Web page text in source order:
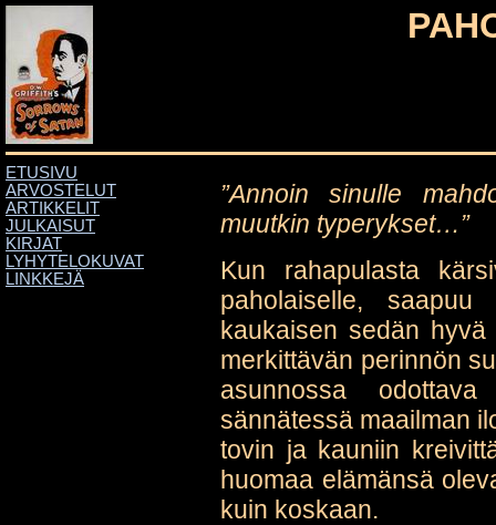
ETUSIVU
ARVOSTELUT
ARTIKKELIT
JULKAISUT
KIRJAT
LYHYTELOKUVAT
LINKKEJÄ
”Annoin sinulle
muutkin typerykset…”
Kun rahapulasta
paholaiselle,
kaukaisen sedän
merkittävän perinnön
asunnossa
sännätessä maailman
tovin ja kauniin
huomaa elämänsä
kuin koskaan.